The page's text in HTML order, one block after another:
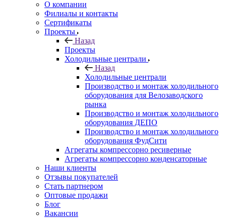
О компании
Филиалы и контакты
Сертификаты
Проекты
Назад
Проекты
Холодильные централи
Назад
Холодильные централи
Производство и монтаж холодильного
оборудования для Велозаводского
рынка
Производство и монтаж холодильного
оборудования ДЕПО
Производство и монтаж холодильного
оборудования ФудСити
Агрегаты компрессорно ресиверные
Агрегаты компрессорно конденсаторные
Наши клиенты
Отзывы покупателей
Стать партнером
Оптовые продажи
Блог
Вакансии